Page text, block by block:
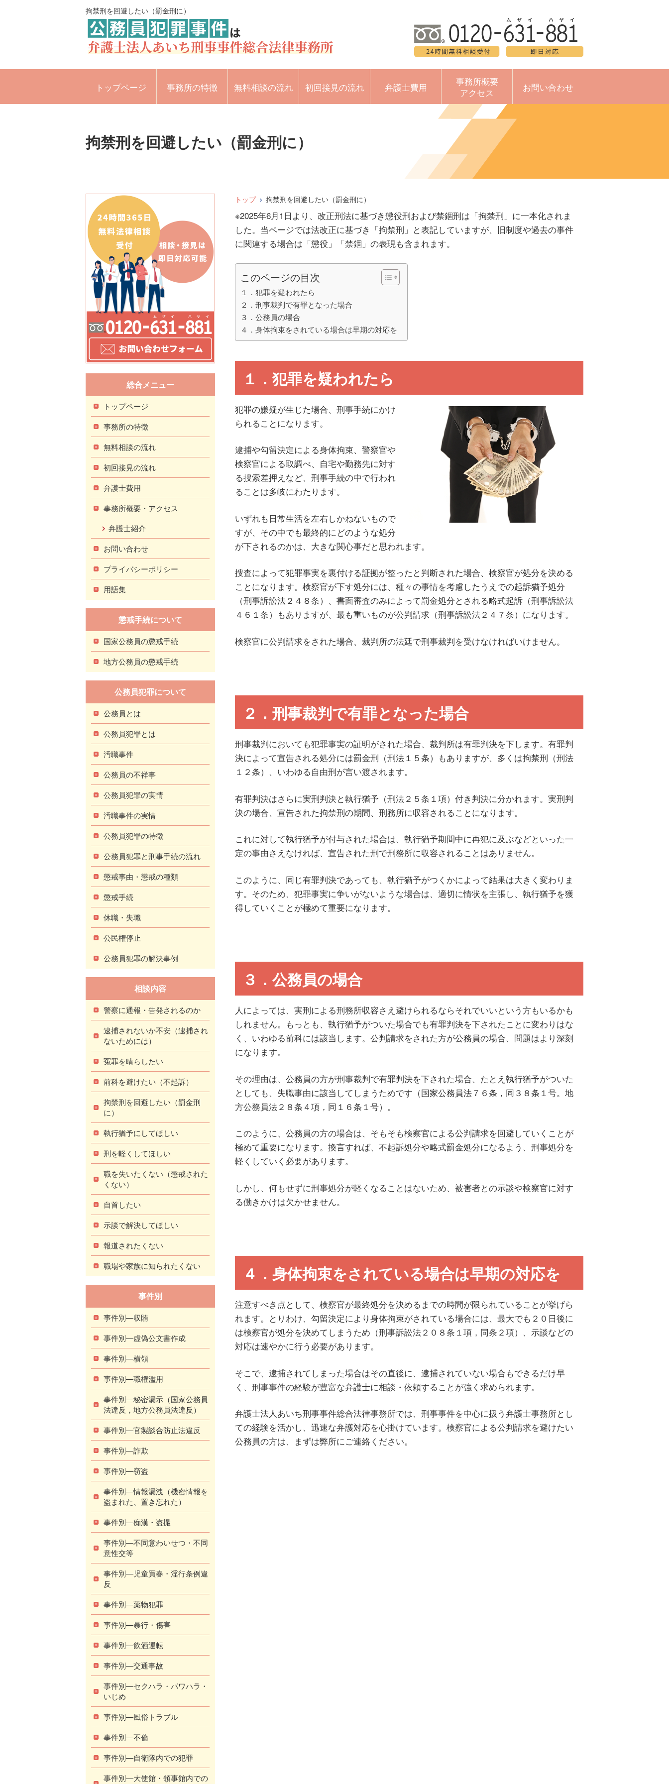
拘禁刑を回避したい（罰金刑に）
トップページ 事務所の特徴 無料相談の流れ 初回接見の流れ 弁護士費用
事務所概要
アクセス
お問い合わせ
拘禁刑を回避したい（罰金刑に）
トップ 拘禁刑を回避したい（罰金刑に）
※2025年6月1日より、改正刑法に基づき懲役刑および禁錮刑は「拘禁刑」に一本化されま
した。当ページでは法改正に基づき「拘禁刑」と表記していますが、旧制度や過去の事件
に関連する場合は「懲役」「禁錮」の表現も含まれます。
このページの目次
１．犯罪を疑われたら
２．刑事裁判で有罪となった場合
３．公務員の場合
４．身体拘束をされている場合は早期の対応を
１．犯罪を疑われたら
犯罪の嫌疑が生じた場合、刑事手続にかけ
られることになります。
逮捕や勾留決定による身体拘束、警察官や
検察官による取調べ、自宅や勤務先に対す
る捜索差押えなど、刑事手続の中で行われ
ることは多岐にわたります。
いずれも日常生活を左右しかねないもので
すが、その中でも最終的にどのような処分
が下されるのかは、大きな関心事だと思われます。
捜査によって犯罪事実を裏付ける証拠が整ったと判断された場合、検察官が処分を決める
ことになります。検察官が下す処分には、種々の事情を考慮したうえでの起訴猶予処分
（刑事訴訟法２４８条）、書面審査のみによって罰金処分とされる略式起訴（刑事訴訟法
４６１条）もありますが、最も重いものが公判請求（刑事訴訟法２４７条）になります。
検察官に公判請求をされた場合、裁判所の法廷で刑事裁判を受けなければいけません。
２．刑事裁判で有罪となった場合
刑事裁判においても犯罪事実の証明がされた場合、裁判所は有罪判決を下します。有罪判
決によって宣告される処分には罰金刑（刑法１５条）もありますが、多くは拘禁刑（刑法
１２条）、いわゆる自由刑が言い渡されます。
有罪判決はさらに実刑判決と執行猶予（刑法２５条１項）付き判決に分かれます。実刑判
決の場合、宣告された拘禁刑の期間、刑務所に収容されることになります。
これに対して執行猶予が付与された場合は、執行猶予期間中に再犯に及ぶなどといった一
定の事由さえなければ、宣告された刑で刑務所に収容されることはありません。
このように、同じ有罪判決であっても、執行猶予がつくかによって結果は大きく変わりま
す。そのため、犯罪事実に争いがないような場合は、適切に情状を主張し、執行猶予を獲
得していくことが極めて重要になります。
３．公務員の場合
人によっては、実刑による刑務所収容さえ避けられるならそれでいいという方もいるかも
しれません。もっとも、執行猶予がついた場合でも有罪判決を下されたことに変わりはな
く、いわゆる前科には該当します。公判請求をされた方が公務員の場合、問題はより深刻
になります。
その理由は、公務員の方が刑事裁判で有罪判決を下された場合、たとえ執行猶予がついた
としても、失職事由に該当してしまうためです（国家公務員法７６条，同３８条１号。地
方公務員法２８条４項，同１６条１号）。
このように、公務員の方の場合は、そもそも検察官による公判請求を回避していくことが
極めて重要になります。換言すれば、不起訴処分や略式罰金処分になるよう、刑事処分を
軽くしていく必要があります。
しかし、何もせずに刑事処分が軽くなることはないため、被害者との示談や検察官に対す
る働きかけは欠かせません。
４．身体拘束をされている場合は早期の対応を
注意すべき点として、検察官が最終処分を決めるまでの時間が限られていることが挙げら
れます。とりわけ、勾留決定により身体拘束がされている場合には、最大でも２０日後に
は検察官が処分を決めてしまうため（刑事訴訟法２０８条１項，同条２項）、示談などの
対応は速やかに行う必要があります。
そこで、逮捕されてしまった場合はその直後に、逮捕されていない場合もできるだけ早
く、刑事事件の経験が豊富な弁護士に相談・依頼することが強く求められます。
弁護士法人あいち刑事事件総合法律事務所では、刑事事件を中心に扱う弁護士事務所とし
ての経験を活かし、迅速な弁護対応を心掛けています。検察官による公判請求を避けたい
公務員の方は、まずは弊所にご連絡ください。
総合メニュー
トップページ
事務所の特徴
無料相談の流れ
初回接見の流れ
弁護士費用
事務所概要・アクセス
弁護士紹介
お問い合わせ
プライバシーポリシー
用語集
懲戒手続について
国家公務員の懲戒手続
地方公務員の懲戒手続
公務員犯罪について
公務員とは
公務員犯罪とは
汚職事件
公務員の不祥事
公務員犯罪の実情
汚職事件の実情
公務員犯罪の特徴
公務員犯罪と刑事手続の流れ
懲戒事由・懲戒の種類
懲戒手続
休職・失職
公民権停止
公務員犯罪の解決事例
相談内容
警察に通報・告発されるのか
逮捕されないか不安（逮捕され
ないためには）
冤罪を晴らしたい
前科を避けたい（不起訴）
拘禁刑を回避したい（罰金刑
に）
執行猶予にしてほしい
刑を軽くしてほしい
職を失いたくない（懲戒された
くない）
自首したい
示談で解決してほしい
報道されたくない
職場や家族に知られたくない
事件別
事件別―収賄
事件別―虚偽公文書作成
事件別―横領
事件別―職権濫用
事件別―秘密漏示（国家公務員
法違反，地方公務員法違反）
事件別―官製談合防止法違反
事件別―詐欺
事件別―窃盗
事件別―情報漏洩（機密情報を
盗まれた、置き忘れた）
事件別―痴漢・盗撮
事件別―不同意わいせつ・不同
意性交等
事件別―児童買春・淫行条例違
反
事件別―薬物犯罪
事件別―暴行・傷害
事件別―飲酒運転
事件別―交通事故
事件別―セクハラ・パワハラ・
いじめ
事件別―風俗トラブル
事件別―不倫
事件別―自衛隊内での犯罪
事件別―大使館・領事館内での